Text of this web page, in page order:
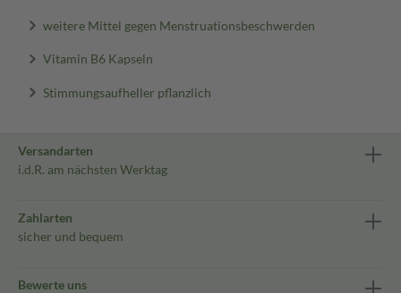
weitere Mittel gegen Menstruationsbeschwerden
Vitamin B6 Kapseln
Stimmungsaufheller pflanzlich
Versandarten
i.d.R. am nächsten Werktag
Zahlarten
sicher und bequem
Bewerte uns